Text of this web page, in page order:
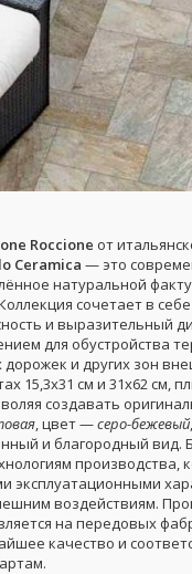
Roccione от
Ceramica — это
натуральной
сочетает в
и выразительный
для обустройства
и других зон
15,3x31 см и 31x62 см,
создавать
, цвет —серо-бежевый
и благородный вид.
производства,
эксплуатационными
воздействиям.
на передовых
качество и